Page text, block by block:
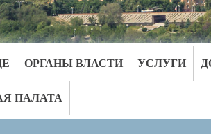
ОРГАНЫ ВЛАСТИ УСЛУГИ
ПАЛАТА